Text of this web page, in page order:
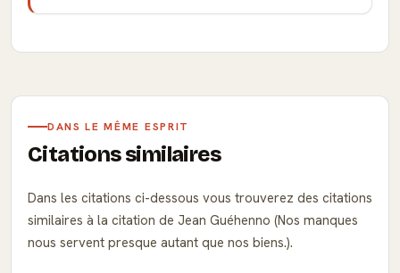
DANS LE MÊME ESPRIT
Citations similaires
Dans les citations ci-dessous vous trouverez des citations
similaires à la citation de Jean Guéhenno (Nos manques
nous servent presque autant que nos biens.).